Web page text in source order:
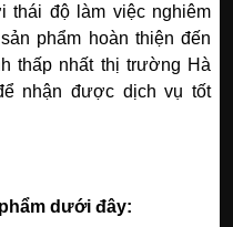
thái độ làm việc nghiêm
phẩm hoàn thiện đến
thấp nhất thị trường Hà
nhận được dịch vụ tốt
dưới đây: